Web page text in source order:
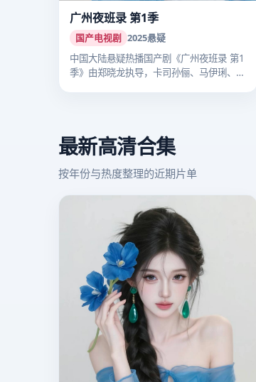
广州夜班录 第1季
国产电视剧 2025悬疑
中国大陆悬疑热播国产剧《广州夜班录 第1
季》由郑晓龙执导，卡司孙俪、马伊琍、李
最新高清合集
按年份与热度整理的近期片单